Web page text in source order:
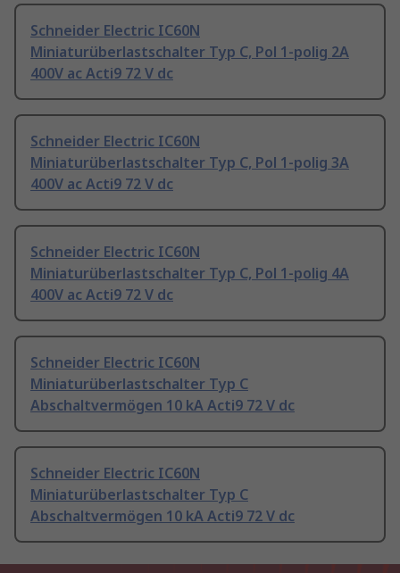
Schneider Electric IC60N
Miniaturüberlastschalter Typ C, Pol 1-polig 2A
400V ac Acti9 72 V dc
Schneider Electric IC60N
Miniaturüberlastschalter Typ C, Pol 1-polig 3A
400V ac Acti9 72 V dc
Schneider Electric IC60N
Miniaturüberlastschalter Typ C, Pol 1-polig 4A
400V ac Acti9 72 V dc
Schneider Electric IC60N
Miniaturüberlastschalter Typ C
Abschaltvermögen 10 kA Acti9 72 V dc
Schneider Electric IC60N
Miniaturüberlastschalter Typ C
Abschaltvermögen 10 kA Acti9 72 V dc